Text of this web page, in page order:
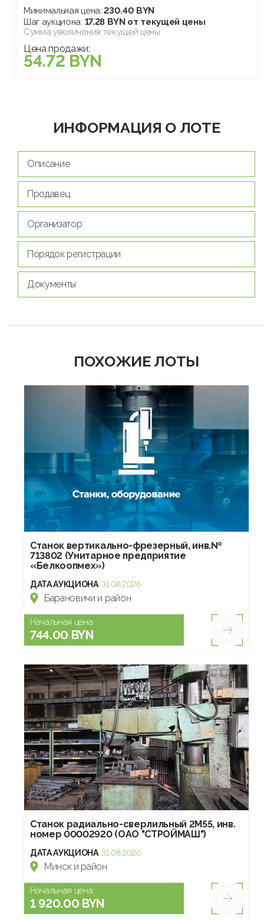
Минимальная цена:230.40 BYN
Шаг аукциона: 17.28 BYN от текущей цены
Сумма увеличения текущей цены
Цена продажи:
54.72 BYN
ИНФОРМАЦИЯ О ЛОТЕ
Описание
Продавец
Организатор
Порядок регистрации
Документы
ПОХОЖИЕ ЛОТЫ
Станок вертикально-фрезерный, инв.№
713802 (Унитарное предприятие
«Белкоопмех»)
ДАТА АУКЦИОНА 31.08.2026
Барановичи и район
Начальная цена:
744.00 BYN
Станок радиально-сверлильный 2М55, инв.
номер 00002920 (ОАО "СТРОЙМАШ")
ДАТА АУКЦИОНА 31.08.2026
Минск и район
Начальная цена:
1 920.00 BYN